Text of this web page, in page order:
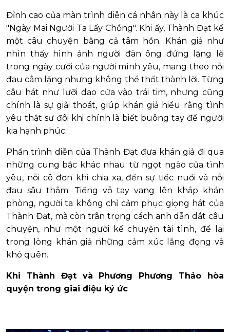
Đỉnh cao của màn trình diễn cá nhân này là ca khúc
"Ngày Mai Người Ta Lấy Chồng". Khi ấy, Thành Đạt kể
một câu chuyện bằng cả tâm hồn. Khán giả như
nhìn thấy hình ảnh người đàn ông đứng lặng lẽ
trong ngày cưới của người mình yêu, mang theo nỗi
đau câm lặng nhưng không thể thốt thành lời. Từng
câu hát như lưỡi dao cứa vào trái tim, nhưng cũng
chính là sự giải thoát, giúp khán giả hiểu rằng tình
yêu thật sự đôi khi chính là biết buông tay để người
kia hạnh phúc.
Phần trình diễn của Thành Đạt đưa khán giả đi qua
những cung bậc khác nhau: từ ngọt ngào của tình
yêu, nỗi cô đơn khi chia xa, đến sự tiếc nuối và nỗi
đau sâu thẳm. Tiếng vỗ tay vang lên khắp khán
phòng, người ta không chỉ cảm phục giọng hát của
Thành Đạt, mà còn trân trọng cách anh dẫn dắt câu
chuyện, như một người kể chuyện tài tình, để lại
trong lòng khán giả những cảm xúc lắng đọng và
khó quên.
Khi Thành Đạt và Phương Phương Thảo hòa
quyện trong giai điệu ký ức